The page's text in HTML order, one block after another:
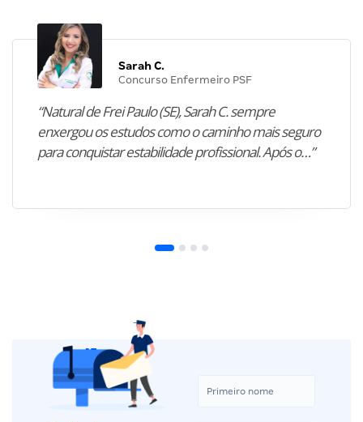
Sarah C.
Concurso Enfermeiro PSF
“Natural de Frei Paulo (SE), Sarah C. sempre
enxergou os estudos como o caminho mais seguro
para conquistar estabilidade profissional. Após o…”